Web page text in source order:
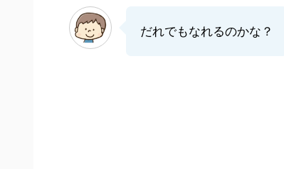
だれでもなれるのかな？